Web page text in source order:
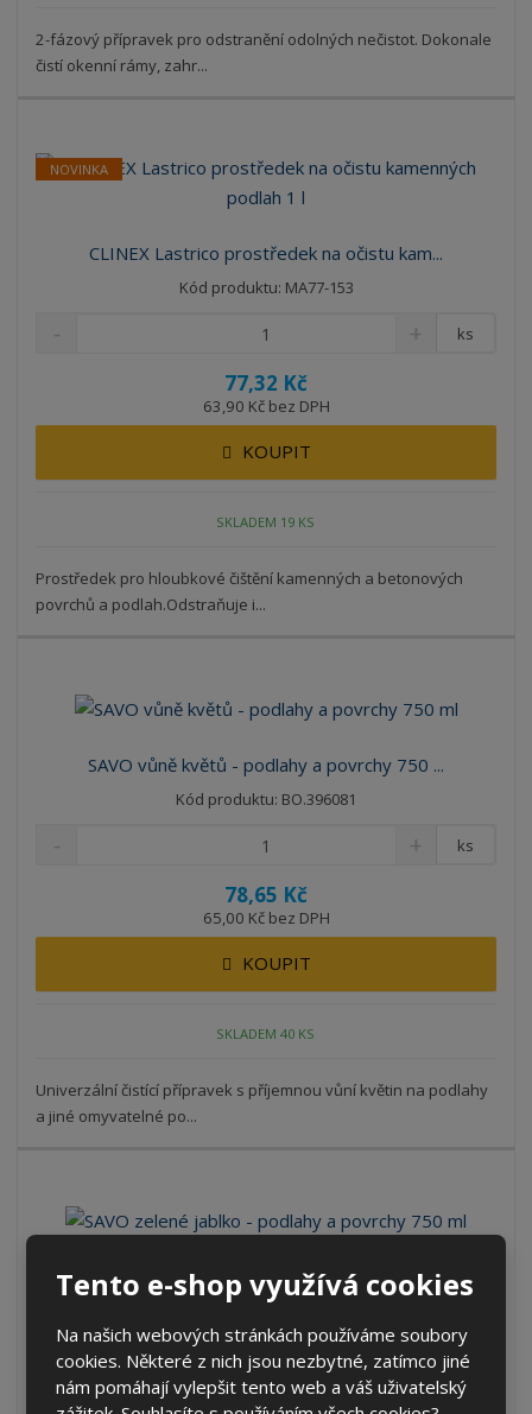
Tento e-shop využívá cookies
Na našich webových stránkách používáme soubory
cookies. Některé z nich jsou nezbytné, zatímco jiné
nám pomáhají vylepšit tento web a váš uživatelský
2-fázový přípravek pro odstranění odolných nečistot. Dokonale
čistí okenní rámy, zahr...
NOVINKA
CLINEX Lastrico prostředek na očistu kam...
Kód produktu: MA77-153
77,32 Kč
63,90 Kč bez DPH
ks
KOUPIT
SKLADEM 19 KS
Prostředek pro hloubkové čištění kamenných a betonových
povrchů a podlah.Odstraňuje i...
SAVO vůně květů - podlahy a povrchy 750 ...
Kód produktu: BO.396081
78,65 Kč
65,00 Kč bez DPH
ks
KOUPIT
SKLADEM 40 KS
Univerzální čistící přípravek s příjemnou vůní květin na podlahy
a jiné omyvatelné po...
SAVO zelené jablko - podlahy a povrchy 7...
78,65 Kč
ks